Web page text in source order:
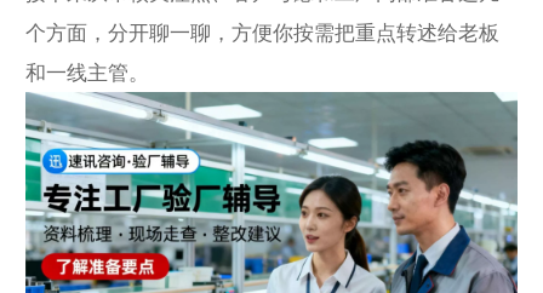
个方面，分开聊一聊，方便你按需把重点转述给老板
和一线主管。